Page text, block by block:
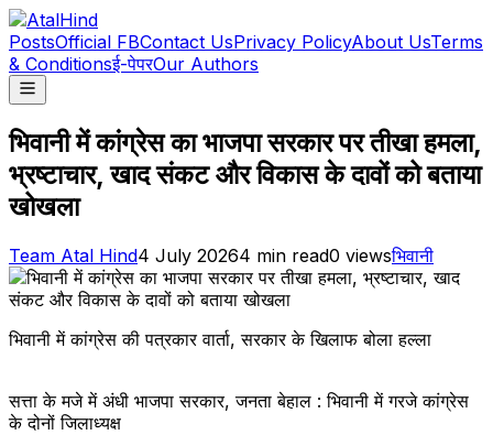
PostsOfficial FBContact UsPrivacy PolicyAbout UsTerms
& Conditionsई-पेपरOur Authors
भिवानी में कांग्रेस का भाजपा सरकार पर तीखा हमला,
भ्रष्टाचार, खाद संकट और विकास के दावों को बताया
खोखला
Team Atal Hind4 July 20264 min read0 viewsभिवानी
भिवानी में कांग्रेस की पत्रकार वार्ता, सरकार के खिलाफ बोला हल्ला
सत्ता के मजे में अंधी भाजपा सरकार, जनता बेहाल : भिवानी में गरजे कांग्रेस
के दोनों जिलाध्यक्ष